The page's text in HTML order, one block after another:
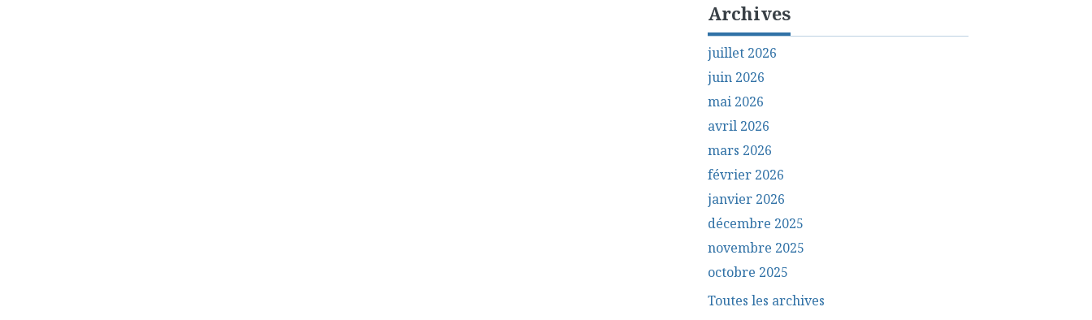
Archives
juillet 2026
juin 2026
mai 2026
avril 2026
mars 2026
février 2026
janvier 2026
décembre 2025
novembre 2025
octobre 2025
Toutes les archives